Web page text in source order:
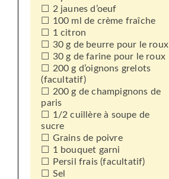
2 jaunes d’oeuf
100 ml de crème fraîche
1 citron
30 g de beurre pour le roux
30 g de farine pour le roux
200 g d’oignons grelots
(facultatif)
200 g de champignons de
paris
1/2 cuillère à soupe de
sucre
Grains de poivre
1 bouquet garni
Persil frais (facultatif)
Sel